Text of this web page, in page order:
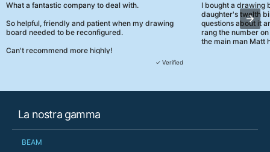
What a fantastic company to deal with.
So helpful, friendly and patient when my drawing
board needed to be reconfigured.
Can't recommend more highly!
✓ Verified
I bought a drawing
daughter's twelth
questions about it
rang the number
the main man Matt
La nostra gamma
BEAM